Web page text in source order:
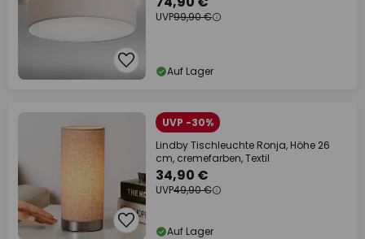
UVP99,90 €
Auf Lager
UVP -30%
Lindby Tischleuchte Ronja, Höhe 26
cm, cremefarben, Textil
34,90 €
UVP49,90 €
Auf Lager